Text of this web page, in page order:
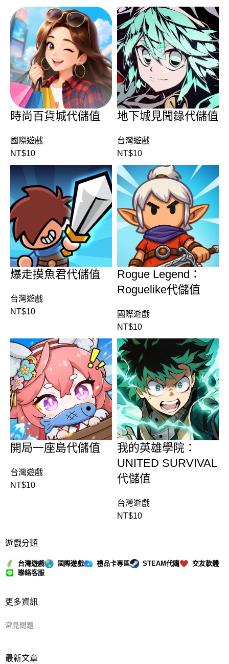
時尚百貨城代儲值
國際遊戲
NT$10
地下城見聞錄代儲值
台灣遊戲
NT$10
爆走摸魚君代儲值
台灣遊戲
NT$10
Rogue Legend：
Roguelike代儲值
國際遊戲
NT$10
開局一座島代儲值
台灣遊戲
NT$10
我的英雄學院：
UNITED SURVIVAL
代儲值
台灣遊戲
NT$10
遊戲分類
台灣遊戲 國際遊戲 禮品卡專區 STEAM代購
交友軟體
聯絡客服
更多資訊
常見問題
最新文章